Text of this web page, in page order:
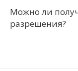
Можно ли
разрешения?